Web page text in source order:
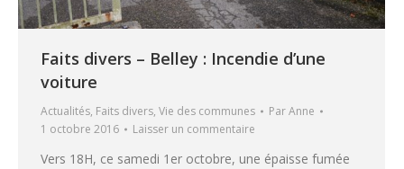
Faits divers – Belley : Incendie d’une
voiture
Actualités, Faits divers, Vie des communes ParAnne
1 octobre 2016
Laisser un commentaire
Vers 18H, ce samedi 1er octobre, une épaisse fumée